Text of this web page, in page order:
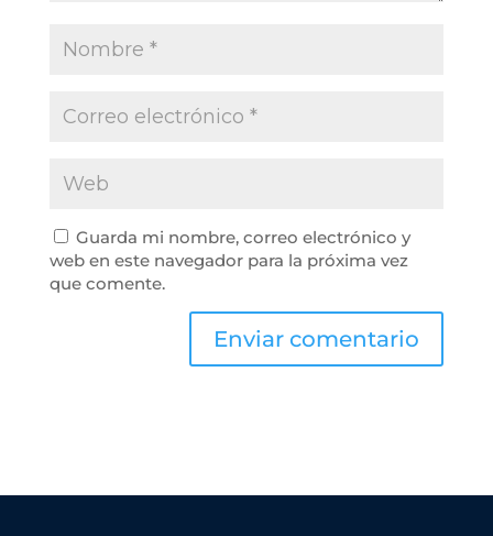
Guarda mi nombre, correo electrónico y
web en este navegador para la próxima vez
que comente.